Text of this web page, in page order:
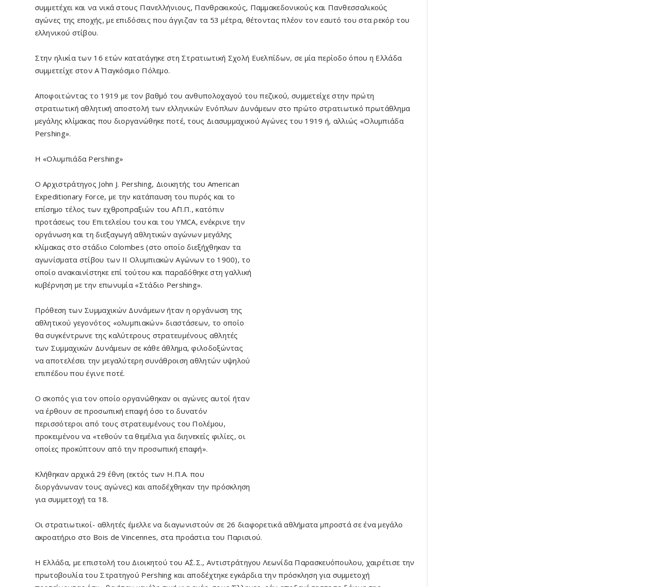
συμμετέχει και να νικά στους Πανελλήνιους, Πανθρακικούς, Παμμακεδονικούς και Πανθεσσαλικούς
αγώνες της εποχής, με επιδόσεις που άγγιζαν τα 53 μέτρα, θέτοντας πλέον τον εαυτό του στα ρεκόρ του
ελληνικού στίβου.
Στην ηλικία των 16 ετών κατατάγηκε στη Στρατιωτική Σχολή Ευελπίδων, σε μία περίοδο όπου η Ελλάδα
συμμετείχε στον Α΄ Παγκόσμιο Πόλεμο.
Αποφοιτώντας το 1919 με τον βαθμό του ανθυπολοχαγού του πεζικού, συμμετείχε στην πρώτη
στρατιωτική αθλητική αποστολή των ελληνικών Ενόπλων Δυνάμεων στο πρώτο στρατιωτικό πρωτάθλημα
μεγάλης κλίμακας που διοργανώθηκε ποτέ, τους Διασυμμαχικού Αγώνες του 1919 ή, αλλιώς «Ολυμπιάδα
Pershing».
Η «Ολυμπιάδα Pershing»
Ο Αρχιστράτηγος John J. Pershing, Διοικητής του American
Expeditionary Force, με την κατάπαυση του πυρός και το
επίσημο τέλος των εχθροπραξιών του Α΄Π.Π., κατόπιν
προτάσεως του Επιτελείου του και του YMCA, ενέκρινε την
οργάνωση και τη διεξαγωγή αθλητικών αγώνων μεγάλης
κλίμακας στο στάδιο Colombes (στο οποίο διεξήχθηκαν τα
αγωνίσματα στίβου των ΙΙ Ολυμπιακών Αγώνων το 1900), το
οποίο ανακαινίστηκε επί τούτου και παραδόθηκε στη γαλλική
κυβέρνηση με την επωνυμία «Στάδιο Pershing».
Πρόθεση των Συμμαχικών Δυνάμεων ήταν η οργάνωση της
αθλητικού γεγονότος «ολυμπιακών» διαστάσεων, το οποίο
θα συγκέντρωνε της καλύτερους στρατευμένους αθλητές
των Συμμαχικών Δυνάμεων σε κάθε άθλημα, φιλοδοξώντας
να αποτελέσει την μεγαλύτερη συνάθροιση αθλητών υψηλού
επιπέδου που έγινε ποτέ.
Ο σκοπός για τον οποίο οργανώθηκαν οι αγώνες αυτοί ήταν
να έρθουν σε προσωπική επαφή όσο το δυνατόν
περισσότεροι από τους στρατευμένους του Πολέμου,
προκειμένου να «τεθούν τα θεμέλια για διηνεκείς φιλίες, οι
οποίες προκύπτουν από την προσωπική επαφή».
Κλήθηκαν αρχικά 29 έθνη (εκτός των Η.Π.Α. που
διοργάνωναν τους αγώνες) και αποδέχθηκαν την πρόσκληση
για συμμετοχή τα 18.
Οι στρατιωτικοί- αθλητές έμελλε να διαγωνιστούν σε 26 διαφορετικά αθλήματα μπροστά σε ένα μεγάλο
ακροατήριο στο Bois de Vincennes, στα προάστια του Παρισιού.
Η Ελλάδα, με επιστολή του Διοικητού του Α΄Σ.Σ., Αντιστράτηγου Λεωνίδα Παρασκευόπουλου, χαιρέτισε την
πρωτοβουλία του Στρατηγού Pershing και αποδέχτηκε εγκάρδια την πρόσκληση για συμμετοχή